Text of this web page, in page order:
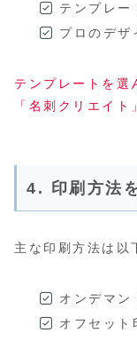
テンプレー
プロのデザ
テンプレートを選
「名刺クリエイト
4. 印刷方法
主な印刷方法は以
オンデマン
オフセット